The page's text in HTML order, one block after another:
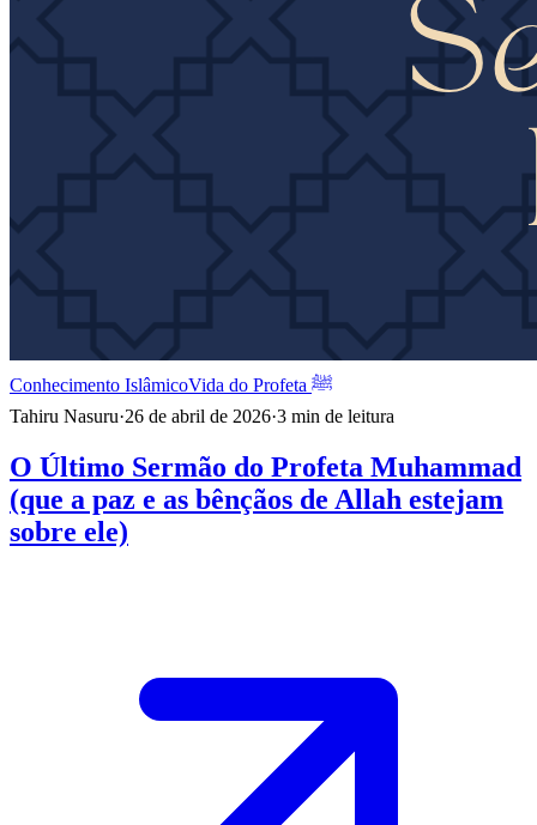
Conhecimento Islâmico
Vida do Profeta ﷺ
Tahiru Nasuru·26 de abril de 2026·3 min de leitura
O Último Sermão do Profeta Muhammad
(que a paz e as bênçãos de Allah estejam
sobre ele)